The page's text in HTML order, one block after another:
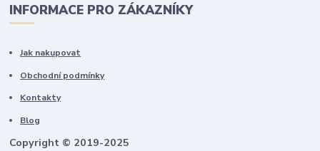
INFORMACE PRO ZÁKAZNÍKY
Jak nakupovat
Obchodní podmínky
Kontakty
Blog
Copyright © 2019-2025